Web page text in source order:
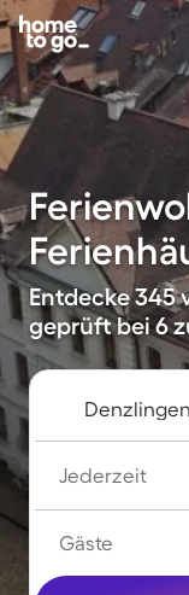
Entdecke 345
geprüft bei 6
Jederzeit
Gäste